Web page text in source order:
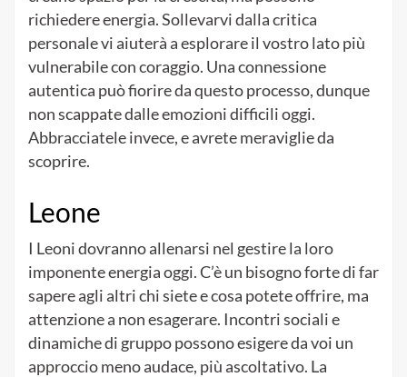
richiedere energia. Sollevarvi dalla critica
personale vi aiuterà a esplorare il vostro lato più
vulnerabile con coraggio. Una connessione
autentica può fiorire da questo processo, dunque
non scappate dalle emozioni difficili oggi.
Abbracciatele invece, e avrete meraviglie da
scoprire.
Leone
I Leoni dovranno allenarsi nel gestire la loro
imponente energia oggi. C’è un bisogno forte di far
sapere agli altri chi siete e cosa potete offrire, ma
attenzione a non esagerare. Incontri sociali e
dinamiche di gruppo possono esigere da voi un
approccio meno audace, più ascoltativo. La